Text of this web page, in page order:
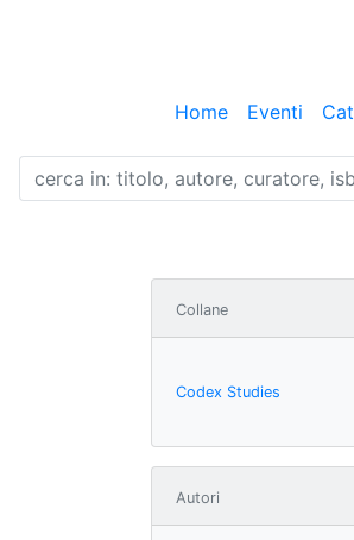
Home Eventi
Collane
Codex Studies
Autori